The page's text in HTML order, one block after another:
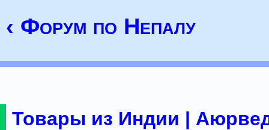
‹ Форум по Непалу
Товары из Индии |